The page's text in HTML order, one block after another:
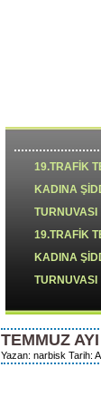
19.TRAFİK
KADINA
TURNUVASI
19.TRAFİK
KADINA
TURNUVASI
18.TRAFİK
TEMMUZ
Yazan: narbisk Tarih: